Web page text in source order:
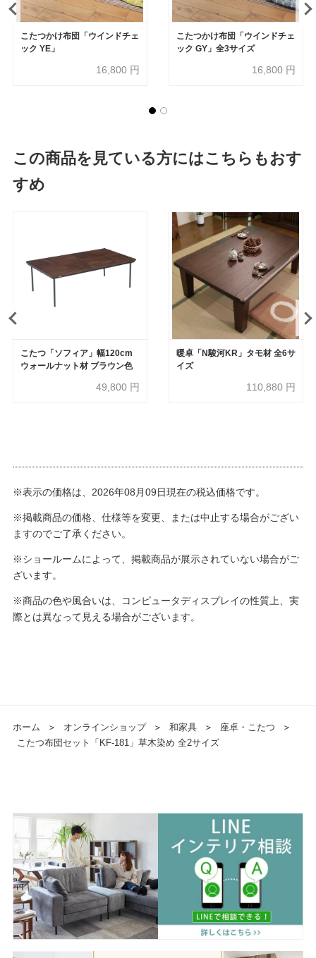
こたつかけ布団「ウインドチェ
ック YE」
16,800 円
こたつかけ布団「ウインドチェ
ック GY」全3サイズ
16,800 円
この商品を見ている方にはこちらもおす
すめ
こたつ「ソフィア」幅120cm
ウォールナット材 ブラウン色
49,800 円
暖卓「N駿河KR」タモ材 全6サ
イズ
110,880 円
※表示の価格は、2026年08月09日現在の税込価格です。
※掲載商品の価格、仕様等を変更、または中止する場合がござい
ますのでご了承ください。
※ショールームによって、掲載商品が展示されていない場合がご
ざいます。
※商品の色や風合いは、コンピュータディスプレイの性質上、実
際とは異なって見える場合がございます。
ホーム ＞ オンラインショップ ＞ 和家具 ＞ 座卓・こたつ
＞
こたつ布団セット「KF-181」草木染め 全2サイズ